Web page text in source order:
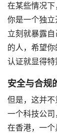
在某些情况下
你是一个独
立刻就暴露
的人，希望
认证就显得特
安全与合规
但是，这并
一个科技公
在香港，一